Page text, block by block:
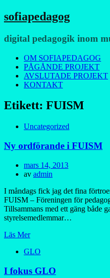
sofiapedagog
digital pedagogik inom
Meny
Hoppa
innehåll
OM SOFIAPEDAGOG
PÅGÅNDE PROJEKT
AVSLUTADE PROJEKT
KONTAKT
Etikett: FUISM
Uncategorized
Ny ordförande i FUISM
Publicerad
den
mars 14, 2013
av admin
I måndags fick jag det fina
FUISM – Föreningen för
Tillsammans med ett gäng både
styrelsemedlemmar…
Läs Mer
GLO
I fokus GLO